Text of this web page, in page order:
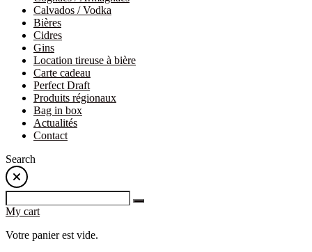
Calvados / Vodka
Bières
Cidres
Gins
Location tireuse à bière
Carte cadeau
Perfect Draft
Produits régionaux
Bag in box
Actualités
Contact
Search
My cart
Votre panier est vide.